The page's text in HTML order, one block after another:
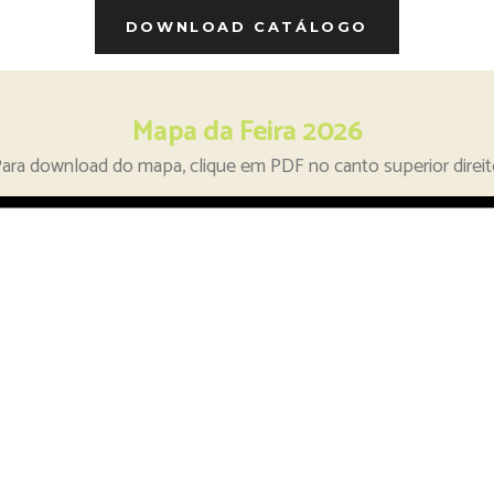
DOWNLOAD CATÁLOGO
Mapa da Feira 2026
download do mapa, clique em PDF no canto superior